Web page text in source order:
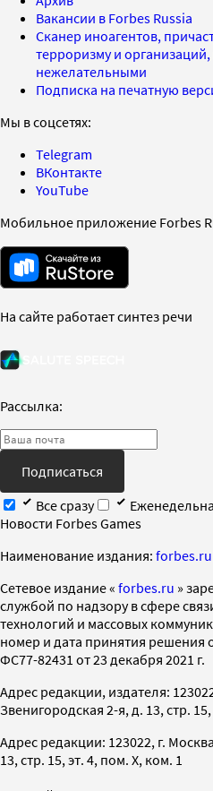
Вакансии в Forbes Russia
Сканер иноагентов,
терроризму и
нежелательными
Подписка на печатную
Мы в соцсетях:
Telegram
ВКонтакте
YouTube
Мобильное приложение Forbes
На сайте работает синтез речи
Рассылка:
Подписаться
Все сразу
Новости Forbes Games
Наименование издания: forbes.ru
Cетевое издание « forbes.ru »
службой по надзору в сфере
технологий и массовых
номер и дата принятия решения
ФС77-82431 от 23 декабря 2021 г.
Адрес редакции, издателя:
Звенигородская 2-я, д. 13, стр.
Адрес редакции: 123022, г.
13, стр. 15, эт. 4, пом. X, ком. 1